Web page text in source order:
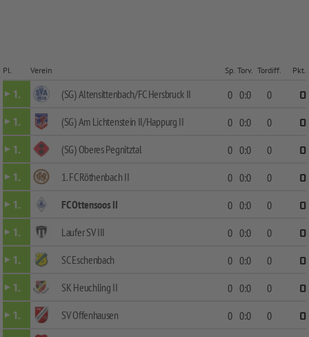
Pl. Verein Sp. Torv. Tordiff. Pkt.
1. (SG) Altensittenbach/FC Hersbruck II 0 0:0 0
0
1.
(SG) Am Lichtenstein II/Happurg II 0 0:0 0
0
1.
(SG) Oberes Pegnitztal 0 0:0 0
0
1.
1. FC Röthenbach II 0 0:0 0
0
1.
FC Ottensoos II 0 0:0 0
0
1.
Laufer SV III 0 0:0 0
0
1.
SC Eschenbach 0 0:0 0
0
1.
SK Heuchling II 0 0:0 0
0
1.
SV Offenhausen 0 0:0 0
0